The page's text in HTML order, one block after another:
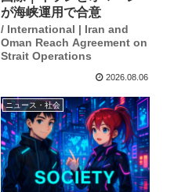
が海峡運用で合意
/ International | Iran and
Oman Reach Agreement on
Strait Operations
2026.08.06
ニュース・社会